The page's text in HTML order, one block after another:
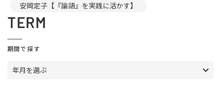
安岡定子【『論語』を実践に活かす】
TERM
期間で探す
年月を選ぶ